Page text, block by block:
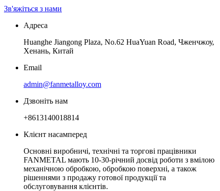
Зв'яжіться з нами
Адреса
Huanghe Jiangong Plaza, No.62 HuaYuan Road, Чженчжоу,
Хенань, Китай
Email
admin@fanmetalloy.com
Дзвоніть нам
+8613140018814
Клієнт насамперед
Основні виробничі, технічні та торгові працівники
FANMETAL мають 10-30-річний досвід роботи з вмілою
механічною обробкою, обробкою поверхні, а також
рішеннями з продажу готової продукції та
обслуговування клієнтів.